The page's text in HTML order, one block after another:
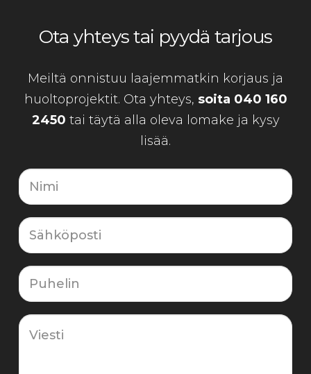
Ota yhteys tai pyydä tarjous
Meiltä onnistuu laajemmatkin korjaus ja
huoltoprojektit. Ota yhteys, soita 040 160
2450 tai täytä alla oleva lomake ja kysy
lisää.